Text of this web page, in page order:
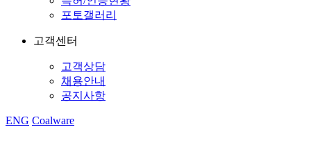
포토갤러리
고객센터
고객상담
채용안내
공지사항
ENG Coalware